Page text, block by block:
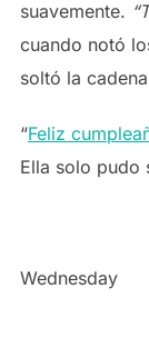
suavemente.
cuando notó
soltó la
“Feliz
Ella solo pudo
Wednesday